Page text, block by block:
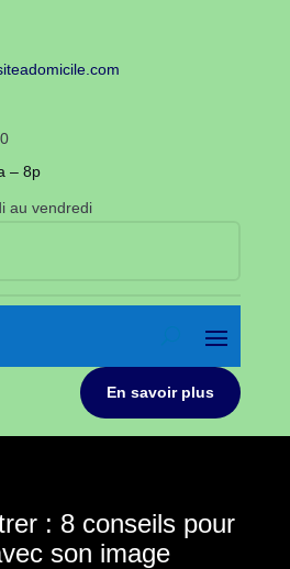
– 8p
au vendredi
En savoir plus
: 8 conseils pour
son image